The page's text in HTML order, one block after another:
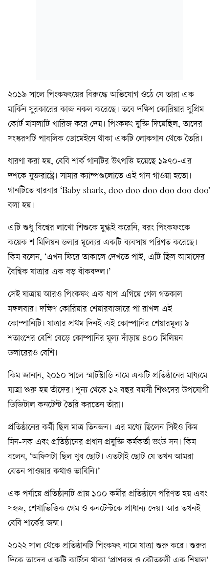
২০১৯ সালে পিংকফংয়ের বিরুদ্ধে অভিযোগ ওঠে যে তারা এক
মার্কিন সুরকারের কাজ নকল করেছে। তবে দক্ষিণ কোরিয়ার সুপ্রিম
কোর্ট মামলাটি খারিজ করে দেয়। পিংকফং যুক্তি দিয়েছিল, তাদের
সংস্করণটি পাবলিক ডোমেইনে থাকা একটি লোকগান থেকে তৈরি।
ধারণা করা হয়, বেবি শার্ক গানটির উৎপত্তি হয়েছে ১৯৭০-এর
দশকে যুক্তরাষ্ট্রে। সামার ক্যাম্পগুলোতে এই গান গাওয়া হতো।
গানটিতে বারবার ‘Baby shark, doo doo doo doo doo doo’
বলা হয়।
এটি শুধু বিশ্বের লাখো শিশুকে মুগ্ধই করেনি, বরং পিংকফংকে
কয়েক শ মিলিয়ন ডলার মূল্যের একটি ব্যবসায় পরিণত করেছে।
কিম বলেন, ‘এখন ফিরে তাকালে দেখতে পাই, এটি ছিল আমাদের
বৈশ্বিক যাত্রার এক বড় বাঁকবদল।’
সেই যাত্রায় আরও পিংকফং এক ধাপ এগিয়ে গেল গতকাল
মঙ্গলবার। দক্ষিণ কোরিয়ার শেয়ারবাজারে পা রাখল এই
কোম্পানিটি। যাত্রার প্রথম দিনই এই কোম্পানির শেয়ারমূল্য ৯
শতাংশের বেশি বেড়ে কোম্পানির মূল্য দাঁড়ায় ৪০০ মিলিয়ন
ডলারেরও বেশি।
কিম জানান, ২০১০ সালে স্মার্টস্টাডি নামে একটি প্রতিষ্ঠানের মাধ্যমে
যাত্রা শুরু হয় তাঁদের। শূন্য থেকে ১২ বছর বয়সী শিশুদের উপযোগী
ডিজিটাল কনটেন্ট তৈরি করতেন তাঁরা।
প্রতিষ্ঠানের কর্মী ছিল মাত্র তিনজন। এর মধ্যে ছিলেন সিইও কিম
মিন-সক এবং প্রতিষ্ঠানের প্রধান প্রযুক্তি কর্মকর্তা ডংউ সন। কিম
বলেন, ‘অফিসটা ছিল খুব ছোট। এতটাই ছোট যে তখন আমরা
বেতন পাওয়ার কথাও ভাবিনি।’
এক পর্যায়ে প্রতিষ্ঠানটি প্রায় ১০০ কর্মীর প্রতিষ্ঠানে পরিণত হয় এবং
সহজ, শেখাভিত্তিক গেম ও কনটেন্টকে প্রাধান্য দেয়। আর তখনই
বেবি শার্কের জন্ম।
২০২২ সাল থেকে প্রতিষ্ঠানটি পিংকফং নামে যাত্রা শুরু করে। শুরুর